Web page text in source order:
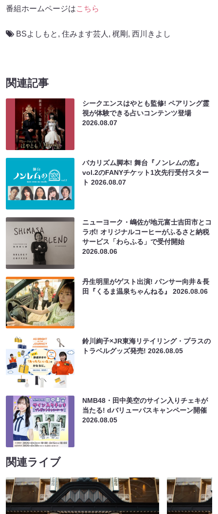
番組ホームページはこちら
BSよしもと , 住みます芸人 , 梶剛 , 西川きよし
関連記事
シークエンスはやとも監修! ペアリング霊
視が体験できる占いコンテンツ登場
2026.08.07
バカリズム脚本! 舞台『ノンレムの窓』
vol.2のFANYチケット1次先行受付スター
ト2026.08.07
ニューヨーク・嶋佐が地元富士吉田市とコ
ラボ! オリジナルコーヒーがふるさと納税
サービス「わらふる」で受付開始
2026.08.06
丹生明里がゲスト出演! パンサー向井＆長
田『くるま温泉ちゃんねる』2026.08.06
鈴川絢子×JR東海リテイリング・プラスの
トラベルグッズ発売!2026.08.05
NMB48・田中美空のサイン入りチェキが
当たる! dバリューパスキャンペーン開催
2026.08.05
関連ライブ